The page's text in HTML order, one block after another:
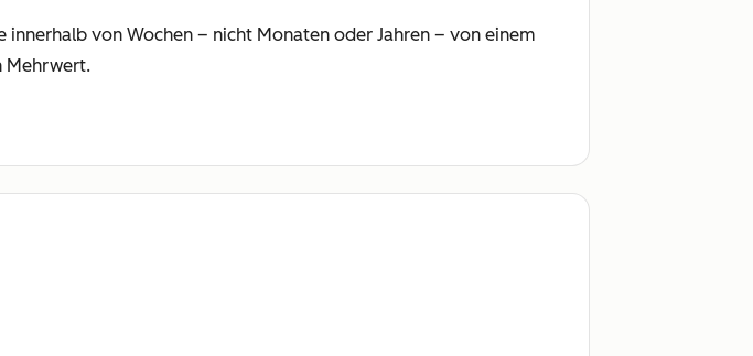
von Wochen – nicht Monaten oder Jahren – von einem
Mehrwert.